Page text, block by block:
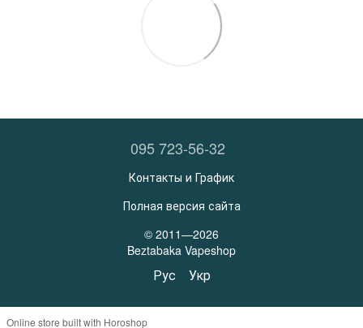
095 723-56-32
Контакты и График
Полная версия сайта
© 2011—2026
Beztabaka Vapeshop
Рус Укр
Online store built with Horoshop